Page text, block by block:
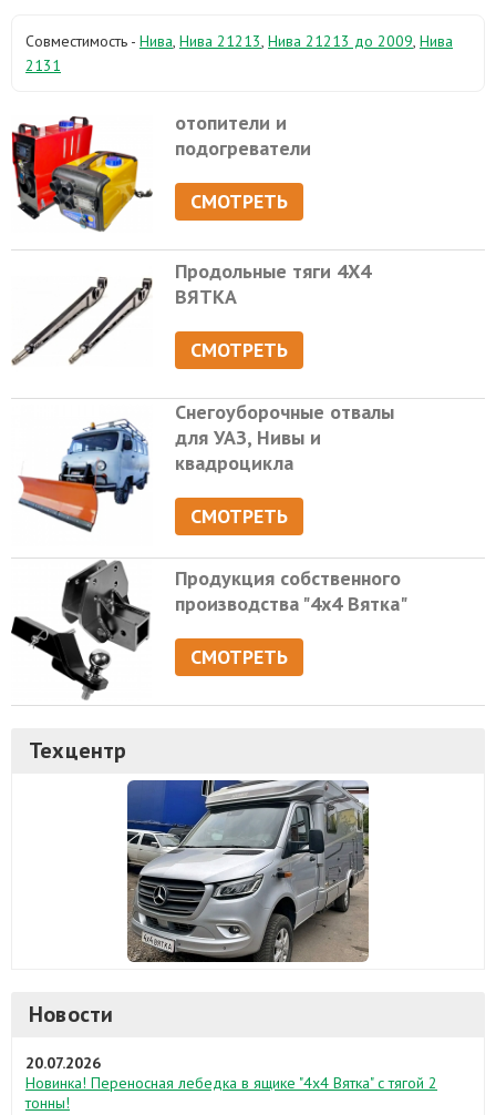
Совместимость - Нива, Нива 21213, Нива 21213 до 2009, Нива
2131
отопители и
подогреватели
СМОТРЕТЬ
Продольные тяги 4Х4
ВЯТКА
СМОТРЕТЬ
Снегоуборочные отвалы
для УАЗ, Нивы и
квадроцикла
СМОТРЕТЬ
Продукция собственного
производства "4х4 Вятка"
СМОТРЕТЬ
Техцентр
Новости
20.07.2026
Новинка! Переносная лебедка в ящике "4х4 Вятка" с тягой 2
тонны!